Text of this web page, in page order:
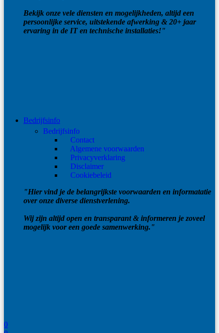
Bekijk onze vele diensten en mogelijkheden, altijd een
persoonlijke service, uitstekende afwerking & 20+ jaar
ervaring in de IT en technische installaties!"
Bedrijfsinfo
Bedrijfsinfo
Contact
Algemene voorwaarden
Privacyverklaring
Disclaimer
Cookiebeleid
"Hier vind je de belangrijkste voorwaarden en informatatie
over onze diverse dienstverlening.
Wij zijn altijd open en transparant & informeren je zoveel
mogelijk voor een goede samenwerking."
0